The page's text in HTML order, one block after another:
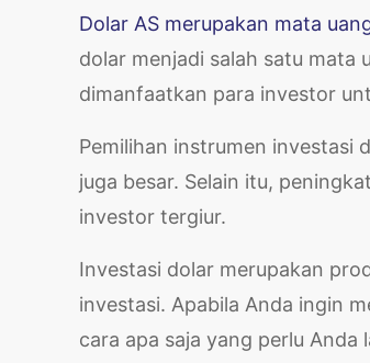
Dolar AS merupakan mata
dolar menjadi salah satu mata
dimanfaatkan para investor
Pemilihan instrumen investasi
juga besar. Selain itu,
investor tergiur.
Investasi dolar merupakan
investasi. Apabila Anda ingin
cara apa saja yang perlu Anda